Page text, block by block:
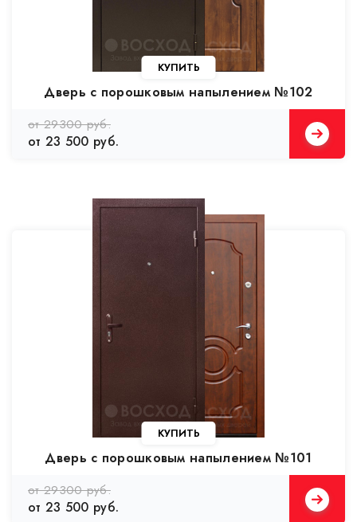
КУПИТЬ
Дверь с порошковым напылением №102
от 29300 руб.
от 23 500 руб.
Дверь с порошковым напылением №101
от 29300 руб.
от 23 500 руб.